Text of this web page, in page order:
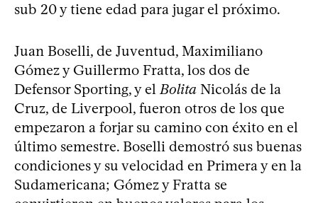
sub 20 y tiene edad para jugar el próximo.
Juan Boselli, de Juventud, Maximiliano
Gómez y Guillermo Fratta, los dos de
Defensor Sporting, y elBolita Nicolás de la
Cruz, de Liverpool, fueron otros de los que
empezaron a forjar su camino con éxito en el
último semestre. Boselli demostró sus buenas
condiciones y su velocidad en Primera y en la
Sudamericana; Gómez y Fratta se